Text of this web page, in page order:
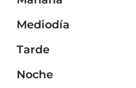
Mediodía
Tarde
Noche